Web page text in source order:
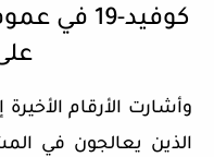
كوفيد-19
وأشارت الأرقام
الذين يعالجون في